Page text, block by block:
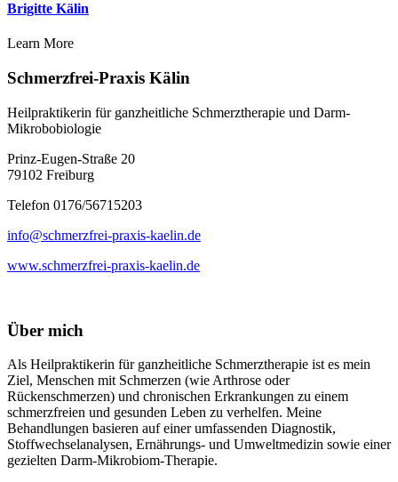
Brigitte Kälin
Learn More
Schmerzfrei-Praxis Kälin
Heilpraktikerin für ganzheitliche Schmerztherapie und Darm-
Mikrobobiologie
Prinz-Eugen-Straße 20
79102 Freiburg
Telefon 0176/56715203
info@schmerzfrei-praxis-kaelin.de
www.schmerzfrei-praxis-kaelin.de
Über mich
Als Heilpraktikerin für ganzheitliche Schmerztherapie ist es mein
Ziel, Menschen mit Schmerzen (wie Arthrose oder
Rückenschmerzen) und chronischen Erkrankungen zu einem
schmerzfreien und gesunden Leben zu verhelfen. Meine
Behandlungen basieren auf einer umfassenden Diagnostik,
Stoffwechselanalysen, Ernährungs- und Umweltmedizin sowie einer
gezielten Darm-Mikrobiom-Therapie.